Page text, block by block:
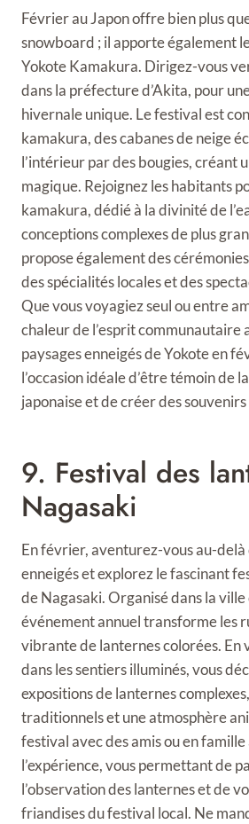
Février au Japon offre bien plus
snowboard ; il apporte également
Yokote Kamakura. Dirigez-vous
dans la préfecture d’Akita, pour
hivernale unique. Le festival est
kamakura, des cabanes de neige
l’intérieur par des bougies, créant
magique. Rejoignez les habitants
kamakura, dédié à la divinité de
conceptions complexes de plus
propose également des
des spécialités locales et des
Que vous voyagiez seul ou entre
chaleur de l’esprit communautaire
paysages enneigés de Yokote en
l’occasion idéale d’être témoin de
japonaise et de créer des
9. Festival des
Nagasaki
En février, aventurez-vous au-delà
enneigés et explorez le fascinant
de Nagasaki. Organisé dans la
événement annuel transforme les
vibrante de lanternes colorées. En
dans les sentiers illuminés, vous
expositions de lanternes
traditionnels et une atmosphère
festival avec des amis ou en
l’expérience, vous permettant de
l’observation des lanternes et de
friandises du festival local. Ne